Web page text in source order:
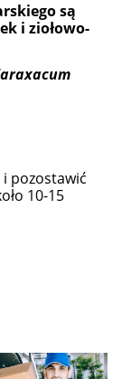
są
i ziołowo-
i pozostawić
10-15